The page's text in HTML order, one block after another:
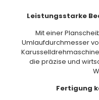
Leistungsstarke
Mit einer
Umlaufdurchmesser
die präzise und
Fertigung